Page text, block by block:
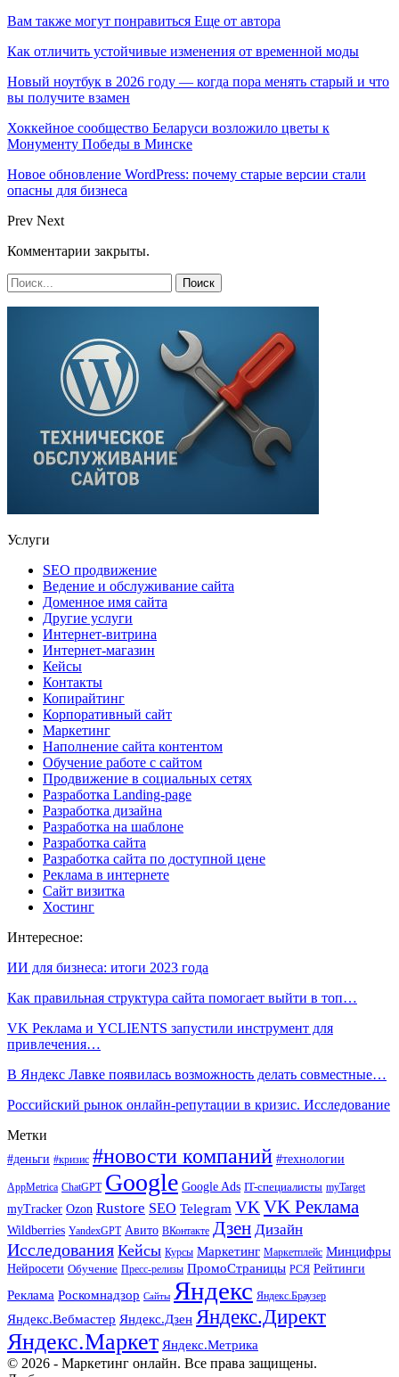
Вам также могут понравиться Еще от автора
Как отличить устойчивые изменения от временной моды
Новый ноутбук в 2026 году — когда пора менять старый и что
вы получите взамен
Хоккейное сообщество Беларуси возложило цветы к
Монументу Победы в Минске
Новое обновление WordPress: почему старые версии стали
опасны для бизнеса
Prev Next
Комментарии закрыты.
Услуги
SEO продвижение
Ведение и обслуживание сайта
Доменное имя сайта
Другие услуги
Интернет-витрина
Интернет-магазин
Кейсы
Контакты
Копирайтинг
Корпоративный сайт
Маркетинг
Наполнение сайта контентом
Обучение работе с сайтом
Продвижение в социальных сетях
Разработка Landing-page
Разработка дизайна
Разработка на шаблоне
Разработка сайта
Разработка сайта по доступной цене
Реклама в интернете
Сайт визитка
Хостинг
Интересное:
ИИ для бизнеса: итоги 2023 года
Как правильная структура сайта помогает выйти в топ…
VK Реклама и YCLIENTS запустили инструмент для
привлечения…
В Яндекс Лавке появилась возможность делать совместные…
Российский рынок онлайн-репутации в кризис. Исследование
Метки
#деньги #кризис #новости компаний #технологии
AppMetrica ChatGPT Google Google Ads IT-специалисты myTarget
myTracker Ozon Rustore SEO Telegram VK VK Реклама
Wildberries YandexGPT Авито ВКонтакте Дзен Дизайн
Исследования Кейсы Курсы Маркетинг Маркетплейс Минцифры
Нейросети Обучение Пресс-релизы ПромоСтраницы РСЯ Рейтинги
Реклама Роскомнадзор Сайты Яндекс Яндекс.Браузер
Яндекс.Вебмастер Яндекс.Дзен Яндекс.Директ
Яндекс.Маркет Яндекс.Метрика
© 2026 - Маркетинг онлайн. Все права защищены.